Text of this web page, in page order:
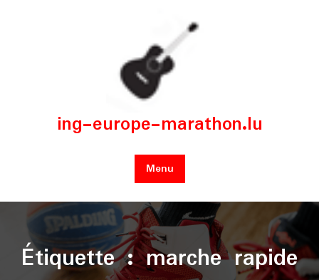
ing-europe-marathon.lu
Menu
Étiquette :marche rapide